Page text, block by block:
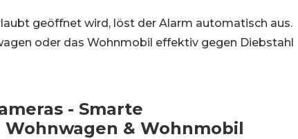
geöffnet wird, löst der Alarm automatisch aus.
oder das Wohnmobil effektiv gegen Diebstahl
- Smarte
& Wohnmobil